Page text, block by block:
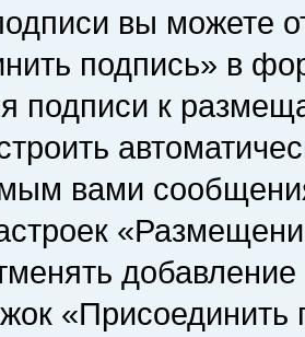
вы можете
подпись» в
подписи к
вами
«Присоединить